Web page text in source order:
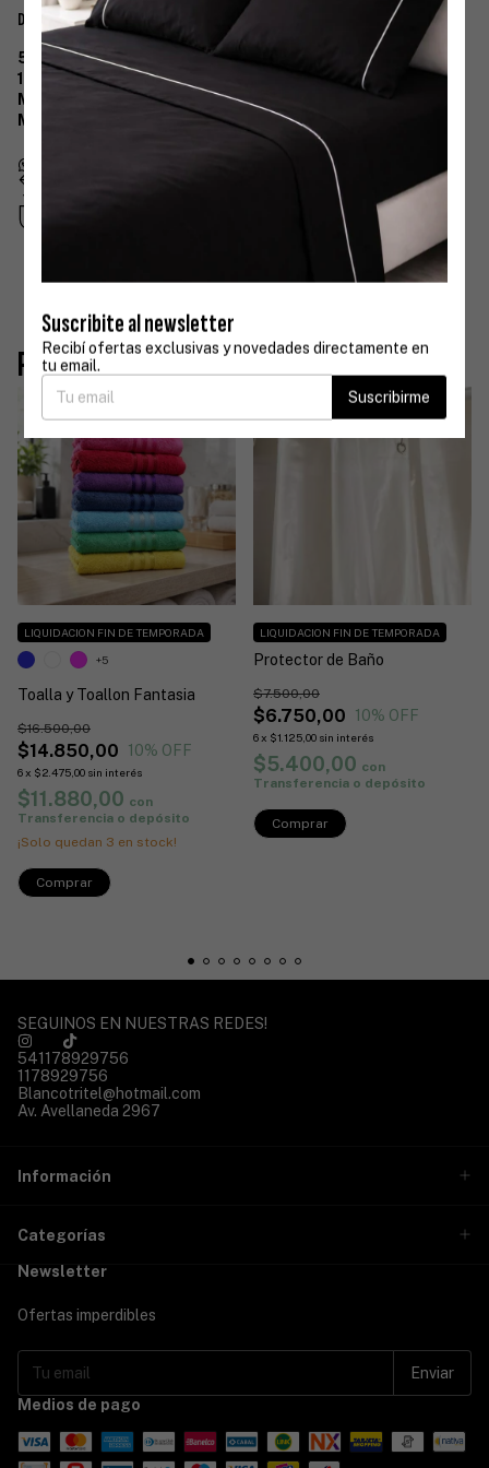
Descripción
520 grs
100% Algodón
Medida del Toallon 90x150cm
Medida de la Toalla 90x50cm
Productos similares
Toalla y Toallon Fantasia
$14.850,00
$16.500,00
10% OFF
6 x $2.475,00 sin interés
LIQUIDACION FIN DE TEMPORADA
$11.880,00 con
Transferencia o depósito
¡Solo quedan 3 en stock!
+5
Comprar
Protector de Baño
$6.750,00
$7.500,00
10% OFF
6 x $1.125,00 sin interés
LIQUIDACION FIN DE TEMPORADA
$5.400,00 con
Transferencia o depósito
SEGUINOS EN NUESTRAS REDES!
541178929756
1178929756
Blancotritel@hotmail.com
Av. Avellaneda 2967
Información
Categorías
Newsletter
Ofertas imperdibles
Medios de pago
Suscribite al newsletter
Recibí ofertas exclusivas y novedades directamente en
tu email.
Suscribirme